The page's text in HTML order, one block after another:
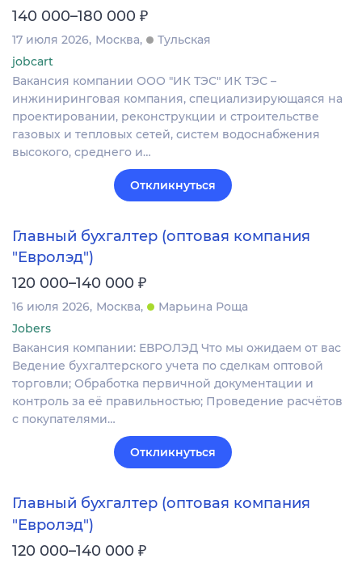
140 000–180 000 ₽
17 июля 2026 Москва
Тульская
jobcart
Вакансия компании ООО "ИК ТЭС" ИК ТЭС –
инжиниринговая компания, специализирующаяся на
проектировании, реконструкции и строительстве
газовых и тепловых сетей, систем водоснабжения
высокого, среднего и…
Откликнуться
Главный бухгалтер (оптовая компания
"Евролэд")
120 000–140 000 ₽
16 июля 2026 Москва
Марьина Роща
Jobers
Вакансия компании: ЕВРОЛЭД Что мы ожидаем от вас
Ведение бухгалтерского учета по сделкам оптовой
торговли; Обработка первичной документации и
контроль за её правильностью; Проведение расчётов
с покупателями…
Откликнуться
Главный бухгалтер (оптовая компания
"Евролэд")
120 000–140 000 ₽